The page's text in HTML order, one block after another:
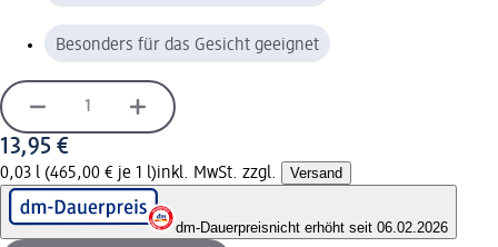
Besonders für das Gesicht geeignet
13,95 €
0,03 l (465,00 € je 1 l)inkl. MwSt. zzgl. Versand
dm-Dauerpreisnicht erhöht seit 06.02.2026